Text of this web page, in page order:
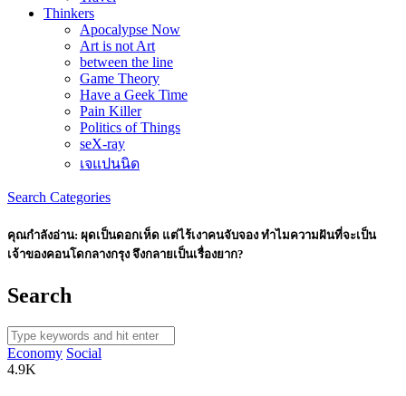
Thinkers
Apocalypse Now
Art is not Art
between the line
Game Theory
Have a Geek Time
Pain Killer
Politics of Things
seX-ray
เจแปนนิด
Search Categories
คุณกำลังอ่าน: ผุดเป็นดอกเห็ด แต่ไร้เงาคนจับจอง ทำไมความฝันที่จะเป็น
เจ้าของคอนโดกลางกรุง จึงกลายเป็นเรื่องยาก?
Search
Economy Social
4.9K